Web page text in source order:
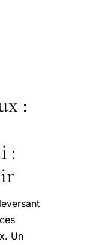
:
:
Un